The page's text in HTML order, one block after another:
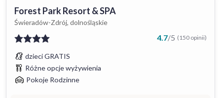
Forest Park Resort & SPA
Świeradów-Zdrój, dolnośląskie
4.7/5 (150 opinii)
dzieci GRATIS
Różne opcje wyżywienia
Pokoje Rodzinne